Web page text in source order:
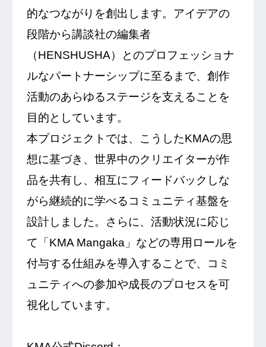
的なつながりを創出します。アイデアの
段階から講談社の編集者
（HENSHUSHA）とのプロフェッショナ
ルなパートナーシップに至るまで、創作
活動のあらゆるステージを支えることを
目的としています。
本プロジェクトでは、こうしたKMAの思
想に基づき、世界中のクリエイターが作
品を共有し、相互にフィードバックしな
がら継続的に学べるコミュニティ基盤を
設計しました。さらに、活動状況に応じ
て「KMA Mangaka」などの専用ロールを
付与する仕組みを導入することで、コミ
ュニティへの参加や成長のプロセスを可
視化しています。